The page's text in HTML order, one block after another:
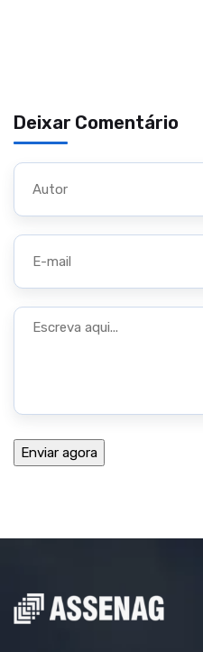
Deixar Comentário